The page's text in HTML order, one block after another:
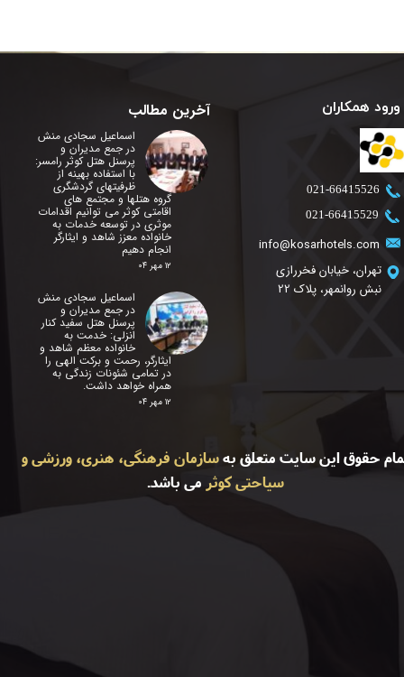
info@kosarhotels.com
تهران، خیابان فخررازی
نبش روانمهر، پلاک 22
​021-66415526
​021-66415529
آخرین مطالب
حقوق این سایت متعلق بهسازمان فرهنگی، هنری، ورزشی و
سیاحتی کوثر می باشد.
اسماعیل سجادی منش
در جمع مدیران و
پرسنل هتل کوثر رامسر:
با استفاده بهینه از
ظرفیتهای گردشگری
گروه هتلها و مجتمع های
اقامتی کوثر می توانیم اقدامات
موثری در توسعه خدمات به
خانواده معزز شاهد و ایثارگر
انجام دهیم
۱۲ مهر ۰۴
اسماعیل سجادی منش
در جمع مدیران و
پرسنل هتل سفید کنار
انزلی: خدمت به
خانواده معظم شاهد و
ایثارگر، رحمت و برکت الهی را
در تمامی شئونات زندگی به
همراه خواهد داشت.
۱۲ مهر ۰۴
ورود همکاران